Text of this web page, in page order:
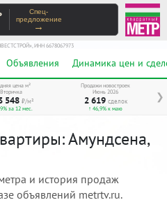
Спец-
предложение
→
ИНН 6678067973
Объявления Динамика цен и
❯
цена м²
Вторичка
548 ₽/м²
за 12 мес.
Продажи новостроек
Июнь 2026
2 619 сделок
↑ 46,9% к маю
Амундсена,
и история продаж
объявлений metrtv.ru.